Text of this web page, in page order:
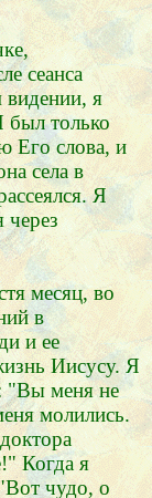
сеанса
я
был только
Его слова, и
села в
Я
через
месяц, во
в
и ее
Иисусу. Я
"Вы меня не
молились.
Когда я
чудо, о